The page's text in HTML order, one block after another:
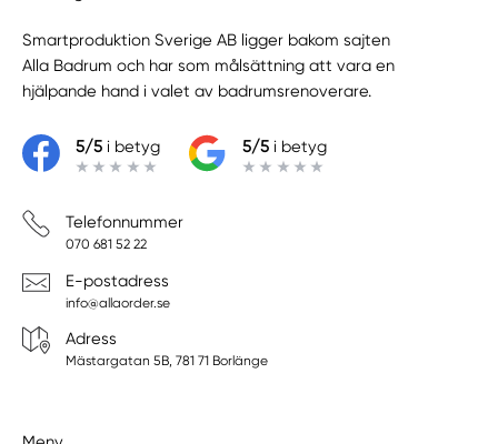
Smartproduktion Sverige AB ligger bakom sajten
Alla Badrum och har som målsättning att vara en
hjälpande hand i valet av badrumsrenoverare.
5/5i betyg 5/5i betyg
Telefonnummer
070 681 52 22
E-postadress
info@allaorder.se
Adress
Mästargatan 5B, 781 71 Borlänge